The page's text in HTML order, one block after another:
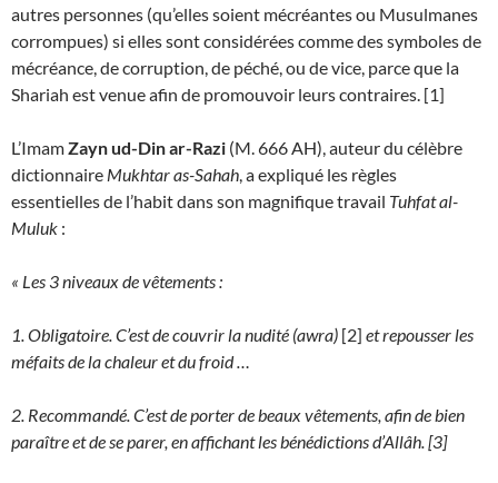
autres personnes (qu’elles soient mécréantes ou Musulmanes
corrompues) si elles sont considérées comme des symboles de
mécréance, de corruption, de péché, ou de vice, parce que la
Shariah est venue afin de promouvoir leurs contraires. [1]
L’ImamZayn ud-Din ar-Razi (M. 666 AH), auteur du célèbre
dictionnaire Mukhtar as-Sahah, a expliqué les règles
essentielles de l’habit dans son magnifique travail Tuhfat al-
Muluk :
« Les 3 niveaux de vêtements :
1. Obligatoire. C’est de couvrir la nudité (awra) [2] et repousser les
méfaits de la chaleur et du froid …
2. Recommandé. C’est de porter de beaux vêtements, afin de bien
paraître et de se parer, en affichant les bénédictions d’Allâh. [3]